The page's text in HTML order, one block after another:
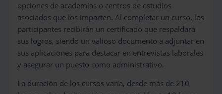
opciones de academias o centros de estudios
asociados que los imparten. Al completar un curso, los
participantes recibirán un certificado que respaldará
sus logros, siendo un valioso documento a adjuntar en
sus aplicaciones para destacar en entrevistas laborales
y asegurar un puesto como administrativo.
La duración de los cursos varía, desde más de 210